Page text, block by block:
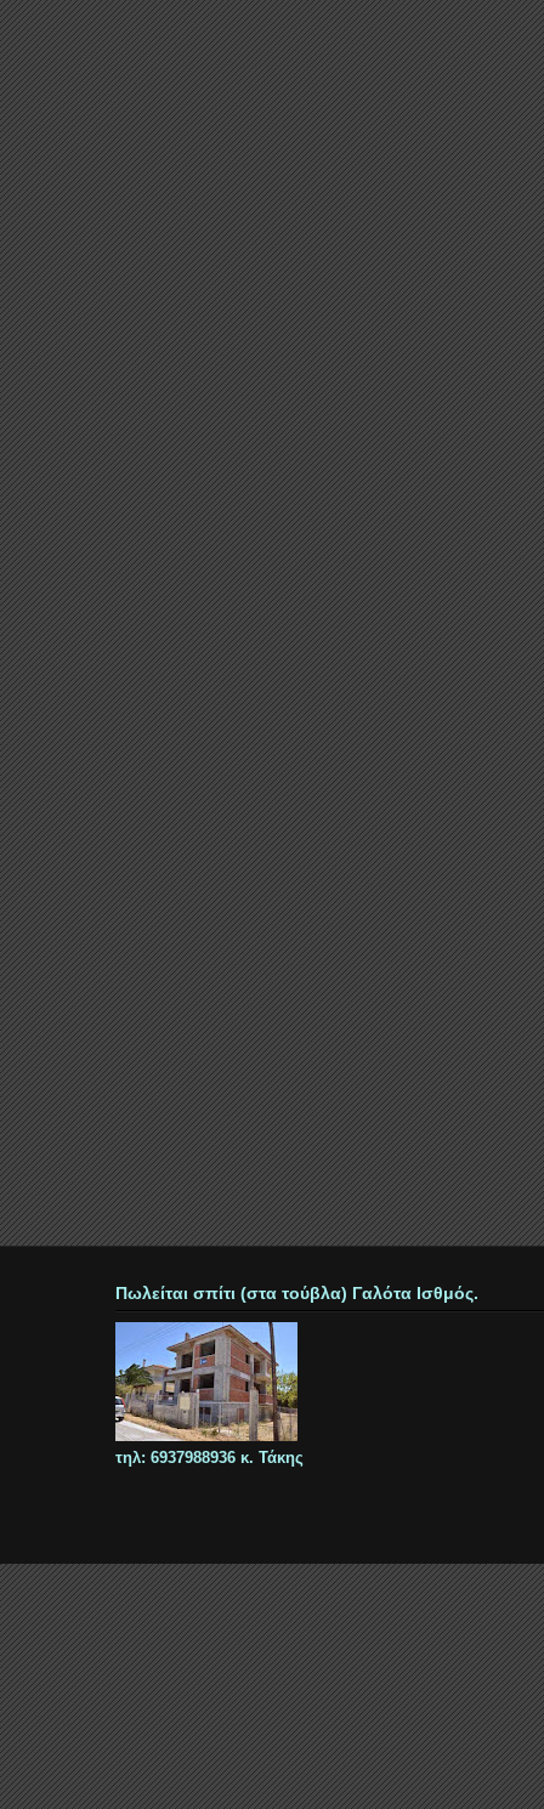
Πωλείται σπίτι (στα τούβλα) Γαλότα Ισθμός.
τηλ: 6937988936 κ. Τάκης